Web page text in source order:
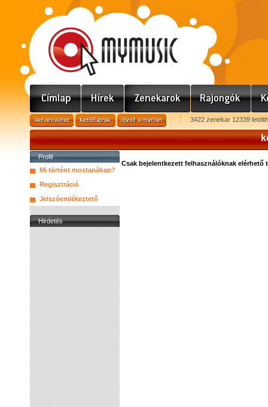
3422 zenekar 12339
Profil
Mi történt mostanában?
Regisztráció
Jelszóemlékeztető
Hirdetés
Csak bejelentkezett felhasználóknak elérhető